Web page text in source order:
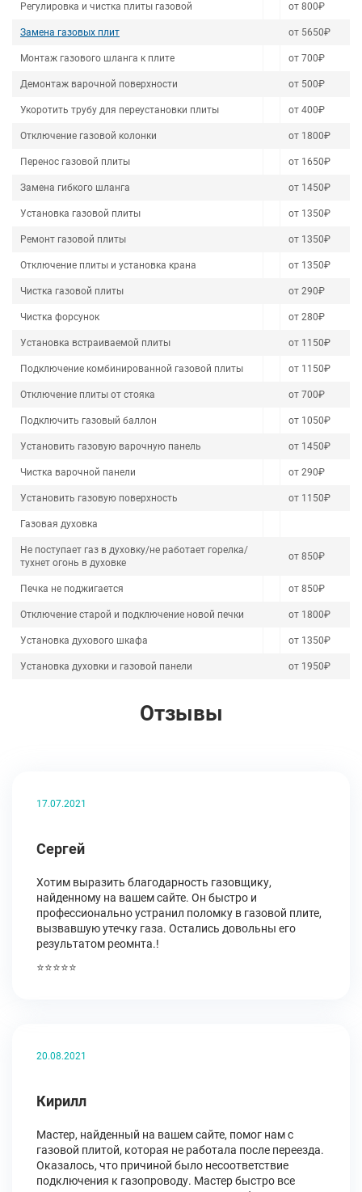
Регулировка и чистка плиты газовой от 800₽
Замена газовых плит от 5650₽
Монтаж газового шланга к плите от 700₽
Демонтаж варочной поверхности от 500₽
Укоротить трубу для переустановки плиты от 400₽
Отключение газовой колонки от 1800₽
Перенос газовой плиты от 1650₽
Замена гибкого шланга от 1450₽
Установка газовой плиты от 1350₽
Ремонт газовой плиты от 1350₽
Отключение плиты и установка крана от 1350₽
Чистка газовой плиты от 290₽
Чистка форсунок от 280₽
Установка встраиваемой плиты от 1150₽
Подключение комбинированной газовой плиты от 1150₽
Отключение плиты от стояка от 700₽
Подключить газовый баллон от 1050₽
Установить газовую варочную панель от 1450₽
Чистка варочной панели от 290₽
Установить газовую поверхность от 1150₽
Газовая духовка
Не поступает газ в духовку/не работает горелка/
тухнет огонь в духовке
от 850₽
Печка не поджигается от 850₽
Отключение старой и подключение новой печки от 1800₽
Установка духового шкафа от 1350₽
Установка духовки и газовой панели от 1950₽
Отзывы
17.07.2021
Сергей
Хотим выразить благодарность газовщику,
найденному на вашем сайте. Он быстро и
профессионально устранил поломку в газовой плите,
вызвавшую утечку газа. Остались довольны его
результатом реомнта.!
⭐⭐⭐⭐⭐
20.08.2021
Кирилл
Мастер, найденный на вашем сайте, помог нам с
газовой плитой, которая не работала после переезда.
Оказалось, что причиной было несоответствие
подключения к газопроводу. Мастер быстро все